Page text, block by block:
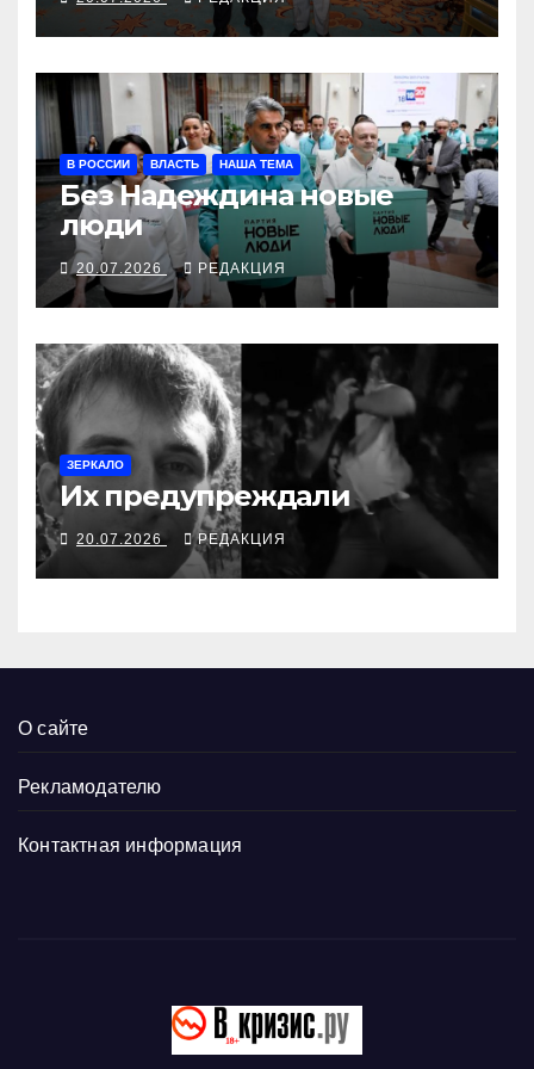
В РОССИИ ВЛАСТЬ НАША ТЕМА
Без Надеждина новые
люди
20.07.2026 РЕДАКЦИЯ
ЗЕРКАЛО
Их предупреждали
20.07.2026 РЕДАКЦИЯ
О сайте
Рекламодателю
Контактная информация